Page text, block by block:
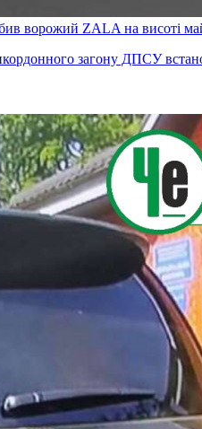
ворожий ZALA на висоті
загону ДПСУ